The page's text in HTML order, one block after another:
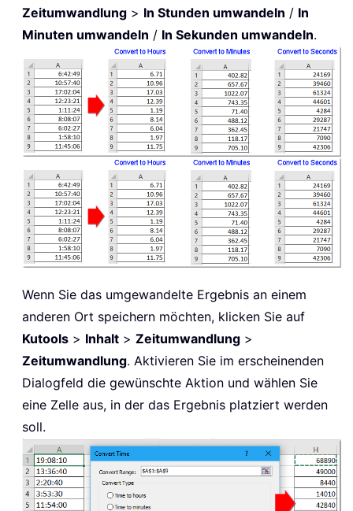
Zeitumwandlung > In Stunden umwandeln / In
Minuten umwandeln / In Sekunden umwandeln.
Wenn Sie das umgewandelte Ergebnis an einem
anderen Ort speichern möchten, klicken Sie auf
Kutools > Inhalt > Zeitumwandlung >
Zeitumwandlung. Aktivieren Sie im erscheinenden
Dialogfeld die gewünschte Aktion und wählen Sie
eine Zelle aus, in der das Ergebnis platziert werden
soll.